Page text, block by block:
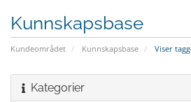
Kunnskapsbase
Kundeområdet Kunnskapsbase Viser
Kategorier